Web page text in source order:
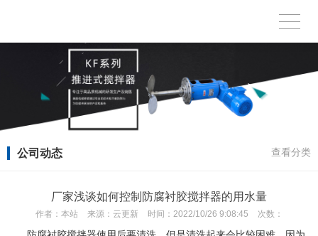
公司动态 查看分类
厂家浅谈如何控制防腐衬胶搅拌器的用水量
作者： 本站 来源： 云更新 时间： 2022/10/26 9:08:45 次数：